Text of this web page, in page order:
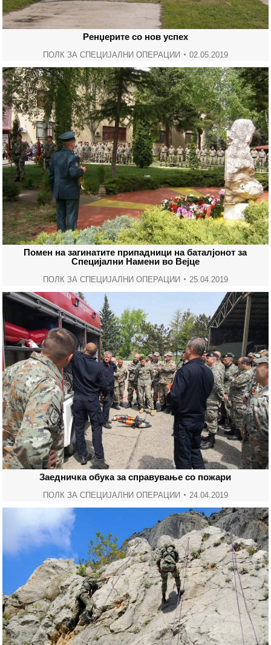
Ренџерите со нов успех
ПОЛК ЗА СПЕЦИЈАЛНИ ОПЕРАЦИИ 02.05.2019
Помен на загинатите припадници на баталјонот за
Специјални Намени во Вејце
ПОЛК ЗА СПЕЦИЈАЛНИ ОПЕРАЦИИ 25.04.2019
Заедничка обука за справување со пожари
ПОЛК ЗА СПЕЦИЈАЛНИ ОПЕРАЦИИ 24.04.2019